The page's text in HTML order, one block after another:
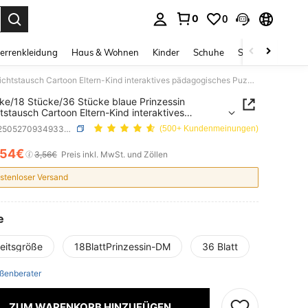
0 0
Haus & Wohnen Kinder Schuhe Schmuck &
6 Stücke/18 Stücke/36 Stücke blaue Prinzessin Gesichtstausch Cartoon Eltern-Kind interaktives pädagogisches Puzzle Sammelalbum DIY Puzzle Aufkleber
18 Stücke/36 Stücke blaue Prinzessin
Cartoon Eltern-Kind interaktives
Puzzle Sammelalbum DIY Puzzle
SKU: sl25052709349339264 (500+ Kundenmeinungen)
AND AVAILABILITY
3,56€ Preis inkl. MwSt. und Zöllen
Versand
18BlattPrinzessin-DM 36 Blatt